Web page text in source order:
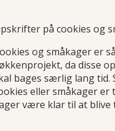
på cookies og
og småkager er
da disse
bages særlig lang
eller småkager
være klar til at blive